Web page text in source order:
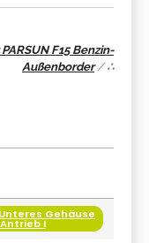
F15 Benzin-
Außenborder/∴
Unteres Gehäuse
I